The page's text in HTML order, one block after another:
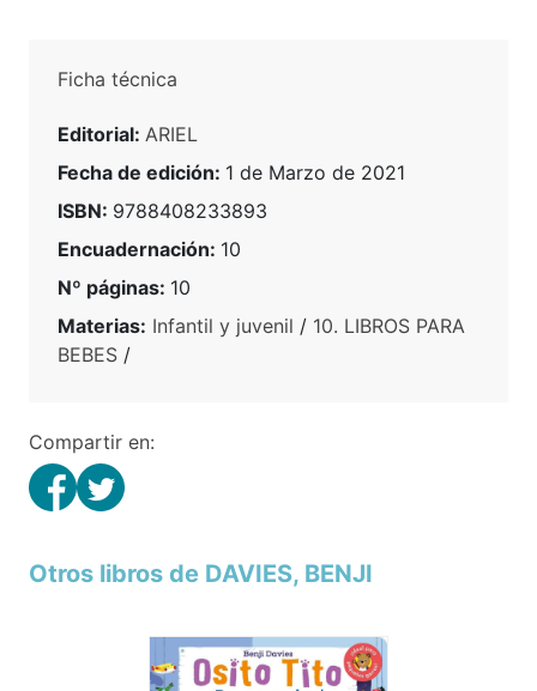
Ficha técnica
Editorial: ARIEL
Fecha de edición: 1 de Marzo de 2021
ISBN: 9788408233893
Encuadernación: 10
Nº páginas: 10
Materias: Infantil y juvenil / 10. LIBROS PARA
BEBES /
Compartir en:
Otros libros de DAVIES, BENJI